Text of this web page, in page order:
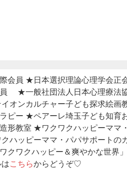
会員 ★日本選択理論心理学会正
★一般社団法人日本心理療法
オンカルチャー子ども探求絵画
ピー ★ペアーレ埼玉子ども知育
形教室 ★ワクワクハッピーママ
ハッピーママ・パパサポートの
クワクハッピー＆爽やかな世界
こちらからどうぞ♡